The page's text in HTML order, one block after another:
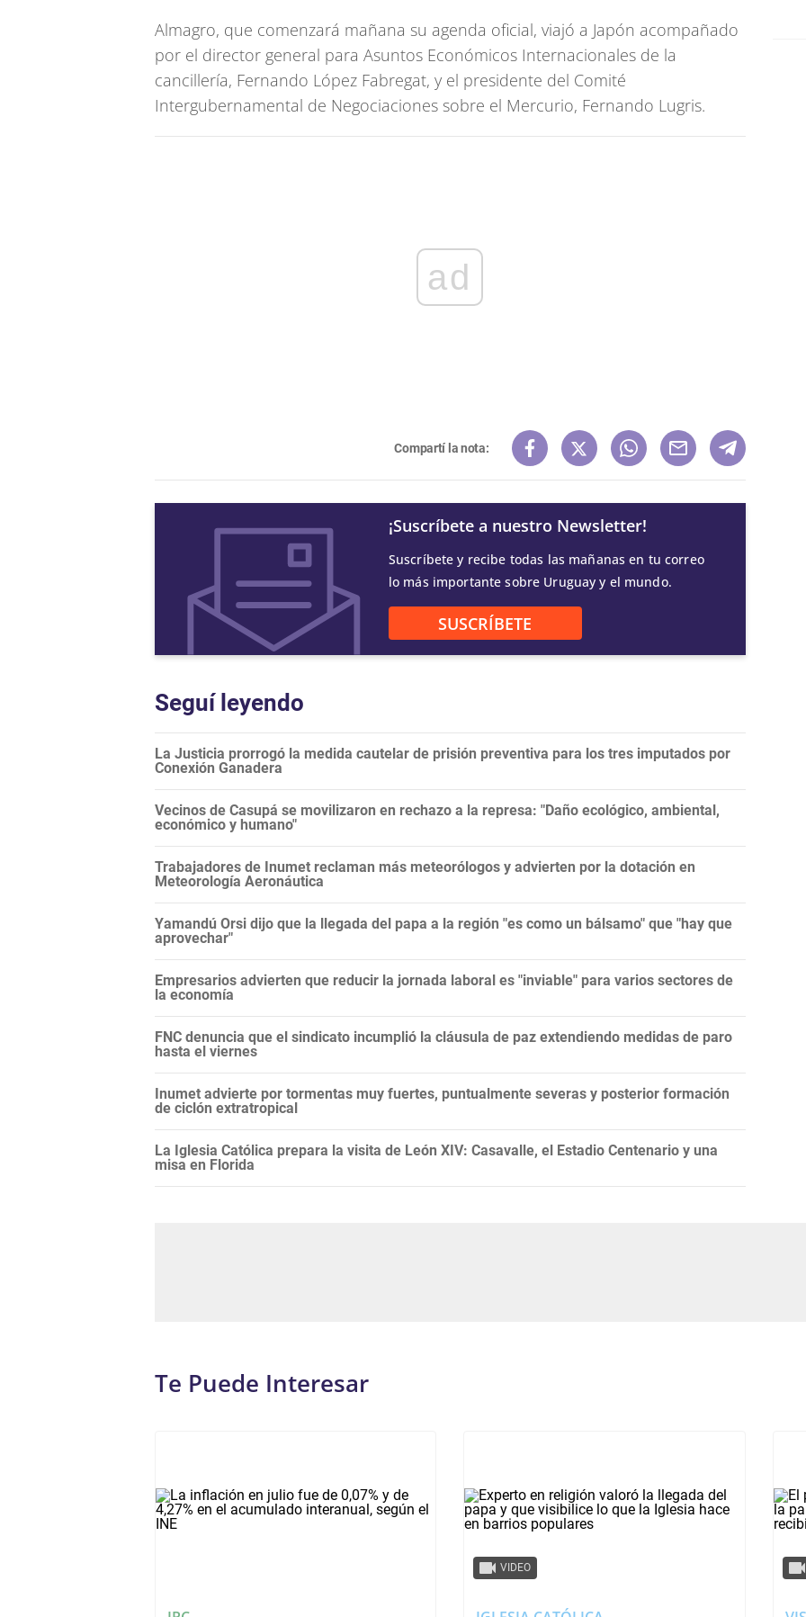
Almagro, que comenzará mañana su agenda oficial, viajó a Japón acompañado
por el director general para Asuntos Económicos Internacionales de la
cancillería, Fernando López Fabregat, y el presidente del Comité
Intergubernamental de Negociaciones sobre el Mercurio, Fernando Lugris.
ad
Compartí la nota:
¡Suscríbete a nuestro Newsletter!
Suscríbete y recibe todas las mañanas en tu correo
lo más importante sobre Uruguay y el mundo.
SUSCRÍBETE
Seguí leyendo
La Justicia prorrogó la medida cautelar de prisión preventiva para los tres imputados por
Conexión Ganadera
Vecinos de Casupá se movilizaron en rechazo a la represa: "Daño ecológico, ambiental,
económico y humano"
Trabajadores de Inumet reclaman más meteorólogos y advierten por la dotación en
Meteorología Aeronáutica
Yamandú Orsi dijo que la llegada del papa a la región "es como un bálsamo" que "hay que
aprovechar"
Empresarios advierten que reducir la jornada laboral es "inviable" para varios sectores de
la economía
FNC denuncia que el sindicato incumplió la cláusula de paz extendiendo medidas de paro
hasta el viernes
Inumet advierte por tormentas muy fuertes, puntualmente severas y posterior formación
de ciclón extratropical
La Iglesia Católica prepara la visita de León XIV: Casavalle, el Estadio Centenario y una
misa en Florida
Te Puede Interesar
VIDEO